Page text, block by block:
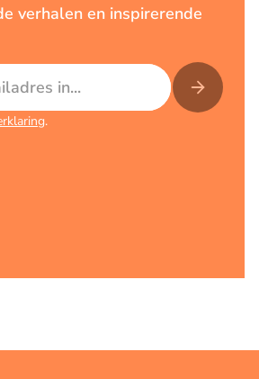
verhalen en inspirerende
.